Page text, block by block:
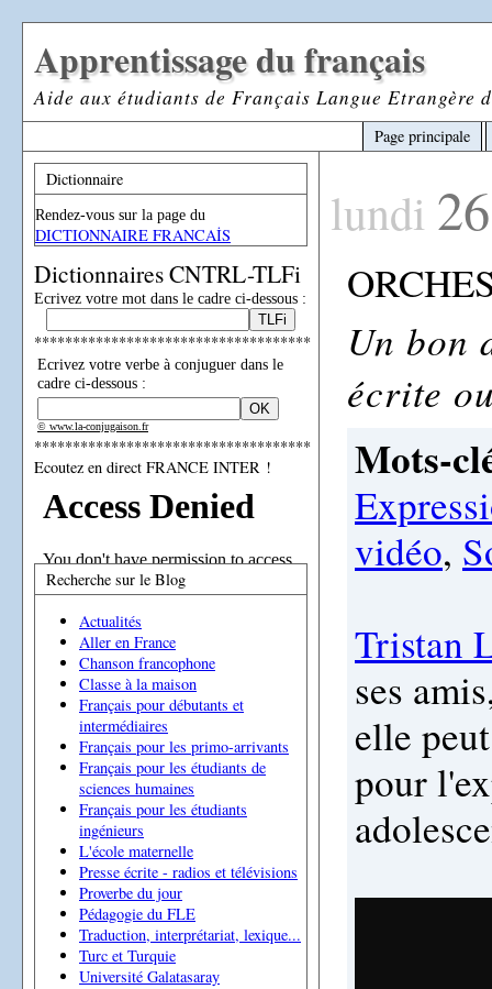
Apprentissage du français
Aide aux étudiants de Français Langue Etrangère
Page principale
Dictionnaire
Rendez-vous sur la page du
DICTIONNAIRE FRANCAİS
Dictionnaires CNTRL-TLFi
Ecrivez votre mot dans le cadre ci-dessous :
************************************
Ecrivez votre verbe à conjuguer dans le
cadre ci-dessous :
© www.la-conjugaison.fr
************************************
Ecoutez en direct FRANCE INTER !
Recherche sur le Blog
Actualités
Aller en France
Chanson francophone
Classe à la maison
Français pour débutants et
intermédiaires
Français pour les primo-arrivants
Français pour les étudiants de
sciences humaines
Français pour les étudiants
ingénieurs
L'école maternelle
Presse écrite - radios et télévisions
Proverbe du jour
Pédagogie du FLE
Traduction, interprétariat, lexique...
Turc et Turquie
Université Galatasaray
lundi 26
Un bon
écrite
Mots-
vidéo,
Tristan
ses
elle
pour